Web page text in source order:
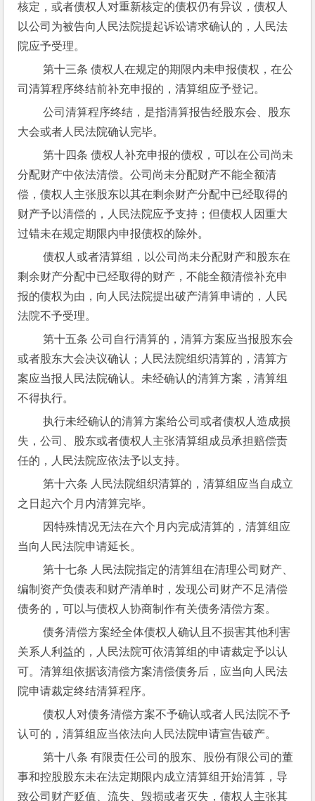
核定，或者债权人对重新核定的债权仍有异议，债权人
以公司为被告向人民法院提起诉讼请求确认的，人民法
院应予受理。
第十三条 债权人在规定的期限内未申报债权，在公
司清算程序终结前补充申报的，清算组应予登记。
公司清算程序终结，是指清算报告经股东会、股东
大会或者人民法院确认完毕。
第十四条 债权人补充申报的债权，可以在公司尚未
分配财产中依法清偿。公司尚未分配财产不能全额清
偿，债权人主张股东以其在剩余财产分配中已经取得的
财产予以清偿的，人民法院应予支持；但债权人因重大
过错未在规定期限内申报债权的除外。
债权人或者清算组，以公司尚未分配财产和股东在
剩余财产分配中已经取得的财产，不能全额清偿补充申
报的债权为由，向人民法院提出破产清算申请的，人民
法院不予受理。
第十五条 公司自行清算的，清算方案应当报股东会
或者股东大会决议确认；人民法院组织清算的，清算方
案应当报人民法院确认。未经确认的清算方案，清算组
不得执行。
执行未经确认的清算方案给公司或者债权人造成损
失，公司、股东或者债权人主张清算组成员承担赔偿责
任的，人民法院应依法予以支持。
第十六条 人民法院组织清算的，清算组应当自成立
之日起六个月内清算完毕。
当向人民法院申请延长。
第十七条 人民法院指定的清算组在清理公司财产、
编制资产负债表和财产清单时，发现公司财产不足清偿
债务的，可以与债权人协商制作有关债务清偿方案。
债务清偿方案经全体债权人确认且不损害其他利害
关系人利益的，人民法院可依清算组的申请裁定予以认
可。清算组依据该清偿方案清偿债务后，应当向人民法
院申请裁定终结清算程序。
债权人对债务清偿方案不予确认或者人民法院不予
认可的，清算组应当依法向人民法院申请宣告破产。
第十八条 有限责任公司的股东、股份有限公司的董
事和控股股东未在法定期限内成立清算组开始清算，导
致公司财产贬值、流失、毁损或者灭失，债权人主张其